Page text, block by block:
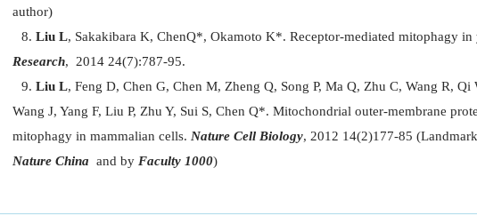
author)
Liu L, Sakakibara K, ChenQ*, Okamoto K*. Receptor-mediated mitophagy in
Research, 2014 24(7):787-95.
Liu L, Feng D, Chen G, Chen M, Zheng Q, Song P, Ma Q, Zhu C, Wang R,
Wang J, Yang F, Liu P, Zhu Y, Sui S, Chen Q*. Mitochondrial outer-membrane
mitophagy in mammalian cells. Nature Cell Biology, 2012 14(2)177-85
Nature China and by Faculty 1000)